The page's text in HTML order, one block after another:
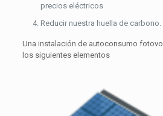
precios eléctricos
Reducir nuestra huella de carbono.
Una instalación de autoconsumo
los siguientes elementos